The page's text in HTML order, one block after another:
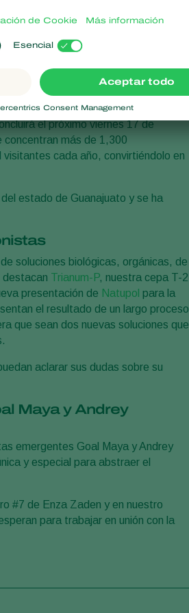
más relevante de la industria
el próximo viernes 17 de
más de 1,300
cada año, convirtiéndolo en
estado de Guanajuato y se ha
soluciones biológicas, orgánicas, de
destacan Trianum-P, nuestra cepa T-
presentación de Natupol para la
el resultado de un largo proceso
que sean dos nuevas soluciones que
aclarar sus dudas sobre su
Maya y Andrey
emergentes Goal Maya y Andrey
y especial para abstraer el
#7 de Enza Zaden y en nuestro
para trabajar en unión con la